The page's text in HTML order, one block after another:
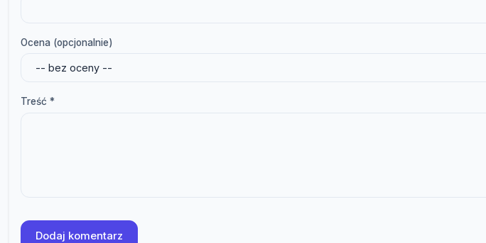
Ocena (opcjonalnie)
Treść *
Dodaj komentarz